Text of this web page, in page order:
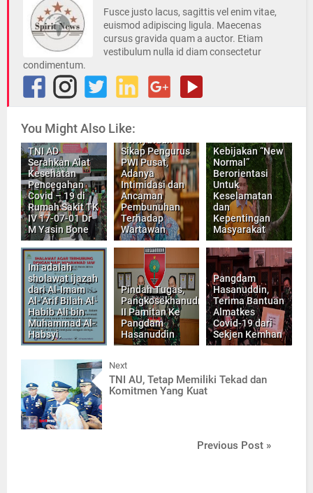
Fusce justo lacus, sagittis vel enim vitae,
euismod adipiscing ligula. Maecenas
cursus gravida quam a auctor. Etiam
vestibulum nulla id diam consectetur
condimentum.
You Might Also Like:
TNI AD
Serahkan Alat
Kesehatan
Pencegahan
Covid – 19 di
Rumah Sakit TK
IV 17-07-01 Dr
M Yasin Bone
Inilah
Sikap Pengurus
PWI Pusat,
Adanya
Intimidasi dan
Ancaman
Pembunuhan
Terhadap
Wartawan
Kebijakan “New
Normal”
Berorientasi
Untuk
Keselamatan
dan
Kepentingan
Masyarakat
Ini adalah
sholawat ijazah
dari Al-Imam
Al-‘Arif Bilah Al-
Habib Ali bin
Muhammad Al-
Habsyi.
Pindah Tugas,
Pangkosekhanudnas
II Pamitan Ke
Pangdam
Hasanuddin
Pangdam
Hasanuddin,
Terima Bantuan
Almatkes
Covid-19 dari
Sekjen Kemhan
Next
TNI AU, Tetap Memiliki Tekad dan
Komitmen Yang Kuat
Previous Post »